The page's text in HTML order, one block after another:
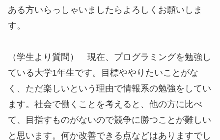
ある方いらっしゃいましたらよろしくお願いしま
す。
（学生より質問）
現在、プログラミングを勉強し
ている大学1年生です。目標ややりたいことがな
く、ただ楽しいという理由で情報系の勉強をしてい
ます。社会で働くことを考えると、他の方に比べ
て、目指すものがないので競争に勝つことが難しい
と思います。何か改善できる点などはありますでし